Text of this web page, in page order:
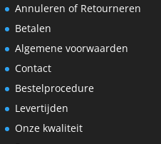
Annuleren of Retourneren
Betalen
Algemene voorwaarden
Contact
Bestelprocedure
Levertijden
Onze kwaliteit